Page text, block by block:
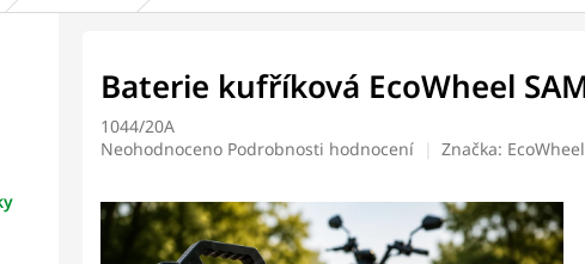
Baterie kufříková EcoWheel
1044/20A
Průměrné
je
Neohodnoceno Podrobnosti hodnocení Značka: EcoWheel